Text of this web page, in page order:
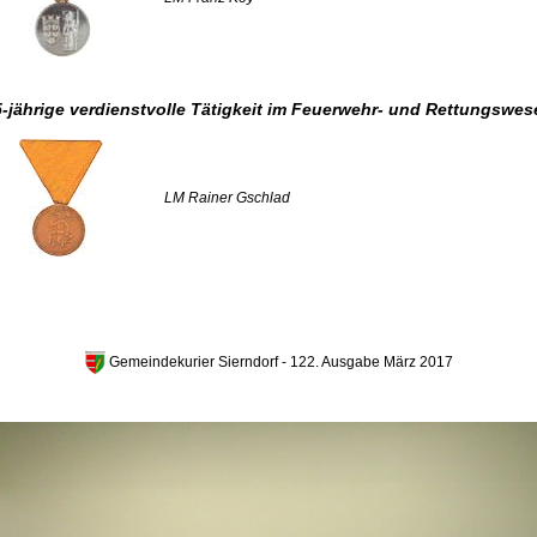
jährige verdienstvolle Tätigkeit im Feuerwehr- und
LM Rainer Gschlad
Gemeindekurier Sierndorf - 122. Ausgabe März 2017